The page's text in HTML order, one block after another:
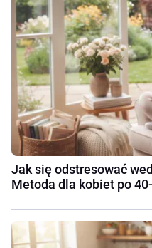
Jak się odstresować
Metoda dla kobiet po